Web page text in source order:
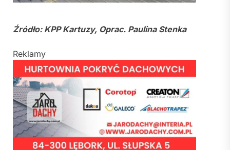
Źródło: KPP Kartuzy, Oprac. Paulina Stenka
Reklamy